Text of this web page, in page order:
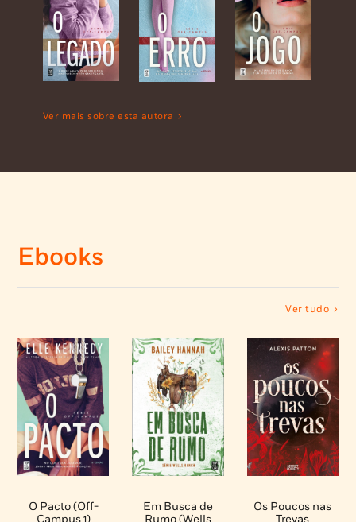
Ver mais sobre esta autora
Ebooks
Ver tudo
O Pacto (Off-
Campus 1)
Em Busca de
Rumo (Wells
Os Poucos nas
Trevas